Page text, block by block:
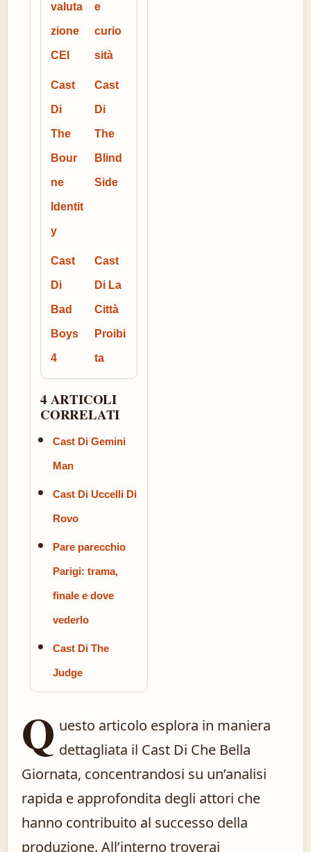
valuta
zione
CEI
e
curio
sità
Cast
Di
The
Bour
ne
Identit
y
Cast
Di
The
Blind
Side
Cast
Di
Bad
Boys
4
Cast
Di La
Città
Proibi
ta
4 ARTICOLI
CORRELATI
Cast Di Gemini
Man
Cast Di Uccelli Di
Rovo
Pare parecchio
Parigi: trama,
finale e dove
vederlo
Cast Di The
Judge
Q uesto articolo esplora in maniera
dettagliata il Cast Di Che Bella
Giornata, concentrandosi su un’analisi
rapida e approfondita degli attori che
hanno contribuito al successo della
produzione. All’interno troverai